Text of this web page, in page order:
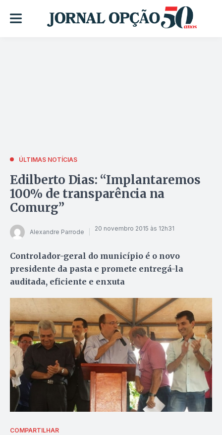
ÚLTIMAS NOTÍCIAS
Edilberto Dias: “Implantaremos
100% de transparência na
Comurg”
Alexandre Parrode 20 novembro 2015 às 12h31
Controlador-geral do município é o novo
presidente da pasta e promete entregá-la
auditada, eficiente e enxuta
COMPARTILHAR